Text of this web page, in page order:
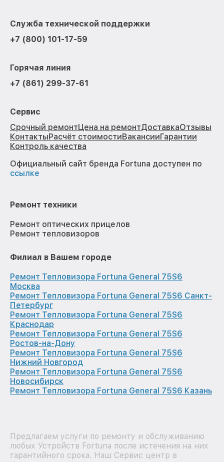
Служба технической поддержки
+7 (800) 101-17-59
Горячая линия
+7 (861) 299-37-61
Сервис
Срочный ремонтЦена на ремонтДоставкаОтзывы
КонтактыРасчёт стоимостиВакансииГарантии
Контроль качества
Официальный сайт бренда Fortuna доступен по
ссылке
Ремонт техники
Ремонт оптических прицелов
Ремонт тепловизоров
Филиал в Вашем городе
Ремонт Тепловизора Fortuna General 75S6
Москва
Ремонт Тепловизора Fortuna General 75S6 Санкт-
Петербург
Ремонт Тепловизора Fortuna General 75S6
Краснодар
Ремонт Тепловизора Fortuna General 75S6
Ростов-на-Дону
Ремонт Тепловизора Fortuna General 75S6
Нижний Новгород
Ремонт Тепловизора Fortuna General 75S6
Новосибирск
Ремонт Тепловизора Fortuna General 75S6 Казань
Предлагаем услуги по ремонту и обслуживанию
любых Устройств Fortuna после истечения на них
гарантийного срока. Наш Сервис центр в